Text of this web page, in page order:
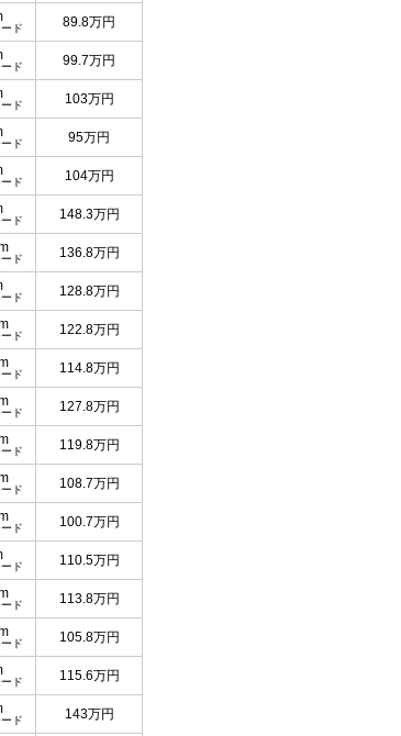
ド 89.8万円
ド 99.7万円
ド 103万円
ド 95万円
ド 104万円
ド 148.3万円
ド 136.8万円
ド 128.8万円
ド 122.8万円
ド 114.8万円
ド 127.8万円
ド 119.8万円
ド 108.7万円
ド 100.7万円
ド 110.5万円
ド 113.8万円
ド 105.8万円
ド 115.6万円
ド 143万円